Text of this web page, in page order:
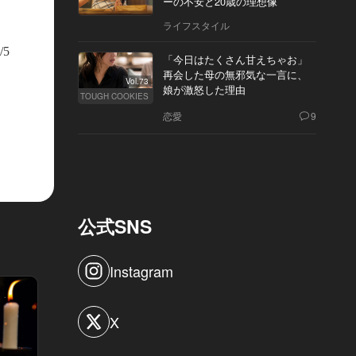
5
ライフスタイル
Vol.73
TOUGH COOKIES
「今日はたくさん甘えちゃお」
再会した母の無邪気な一言に、
娘が激怒した理由
恋愛 9
公式SNS
Instagram
X